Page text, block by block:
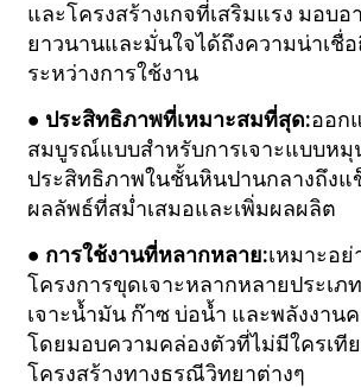
และโครงสร้างเกจที่เสริมแรง มอบอ
ยาวนานและมั่นใจได้ถึงความน่าเชื่
ระหว่างการใช้งาน
● ประสิทธิภาพที่เหมาะสมที่สุด:ออก
สมบูรณ์แบบสำหรับการเจาะแบบหมุ
ประสิทธิภาพในชั้นหินปานกลางถึงแ
ผลลัพธ์ที่สม่ำเสมอและเพิ่มผลผลิต
● การใช้งานที่หลากหลาย:เหมาะอย่
โครงการขุดเจาะหลากหลายประเภ
เจาะน้ำมัน ก๊าซ บ่อน้ำ และพลังงาน
โดยมอบความคล่องตัวที่ไม่มีใครเที
โครงสร้างทางธรณีวิทยาต่างๆ